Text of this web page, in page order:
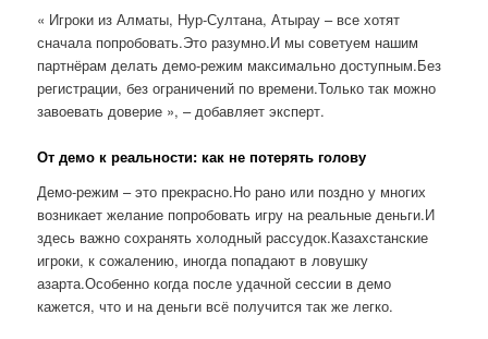
« Игроки из Алматы, Нур-Султана, Атырау – все хотят
сначала попробовать.Это разумно.И мы советуем нашим
партнёрам делать демо-режим максимально доступным.Без
регистрации, без ограничений по времени.Только так можно
завоевать доверие », – добавляет эксперт.
От демо к реальности: как не потерять голову
Демо-режим – это прекрасно.Но рано или поздно у многих
возникает желание попробовать игру на реальные деньги.И
здесь важно сохранять холодный рассудок.Казахстанские
игроки, к сожалению, иногда попадают в ловушку
азарта.Особенно когда после удачной сессии в демо
кажется, что и на деньги всё получится так же легко.